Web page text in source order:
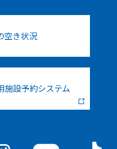
空き状況
施設予約システム